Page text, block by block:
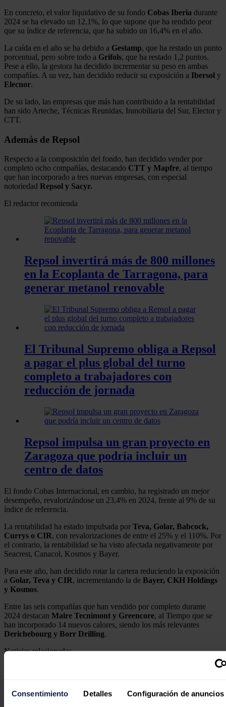
Consentimiento Detalles Configuración de anuncios
En concreto, el valor liquidativo de su fondo Cobas Iberia durante
2024 se ha elevado un 12,1%, lo que supone que ha rendido peor
que su índice de referencia, que ha subido un 16,4% en el año.
La caída en el año se ha debido a Gestamp, que ha restado un punto
porcentual, pero sobre todo a Grifols, que ha restado 1,2 puntos.
Pese a ello, la gestora ha decidido incrementar su peso en ambas
compañías. A su vez, han decidido reducir su exposición a Ibersol y
Elecnor.
De su lado, las empresas que más han contribuido a la rentabilidad
han sido Arteche, Técnicas Reunidas, Inmobiliaria del Sur, Elector y
CTT.
Además de Repsol
Respecto a la composición del fondo, han decidido vender por
completo ocho compañías, destacando CTT y Mapfre, al tiempo
que han incorporado a tres nuevas empresas, con especial
notoriedad Repsol y Sacyr.
El redactor recomienda
Repsol invertirá más de 800 millones
en la Ecoplanta de Tarragona, para
generar metanol renovable
El Tribunal Supremo obliga a Repsol
a pagar el plus global del turno
completo a trabajadores con
reducción de jornada
Repsol impulsa un gran proyecto en
Zaragoza que podría incluir un
centro de datos
El fondo Cobas Internacional, en cambio, ha registrado un mejor
desempeño, revalorizándose un 23,4% en 2024, frente al 9% de su
índice de referencia.
La rentabilidad ha estado impulsada por Teva, Golar, Babcock,
Currys o CIR, con revalorizaciones de entre el 25% y el 110%. Por
el contrario, la rentabilidad se ha visto afectada negativamente por
Seacrest, Canacol, Kosmos y Bayer.
Para este año, han decidido rotar la cartera reduciendo la exposición
a Golar, Teva y CIR, incrementando la de Bayer, CKH Holdings
y Kosmos.
Entre las seis compañías que han vendido por completo durante
2024 destacan Maire Tecnimont y Greencore, al Tiempo que se
han incorporado 14 nuevos calores, siendo los más relevantes
Derichebourg y Borr Drilling.
Noticias relacionadas